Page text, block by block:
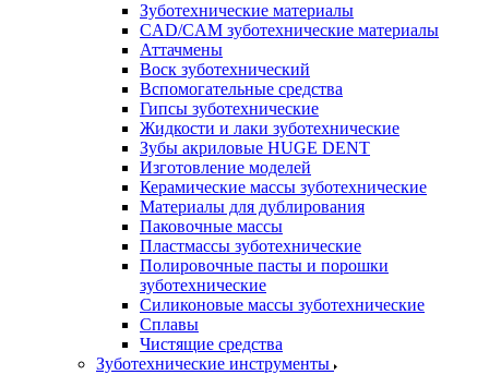
Зуботехнические материалы
CAD/CAM зуботехнические материалы
Аттачмены
Воск зуботехнический
Вспомогательные средства
Гипсы зуботехнические
Жидкости и лаки зуботехнические
Зубы акриловые HUGE DENT
Изготовление моделей
Керамические массы зуботехнические
Материалы для дублирования
Паковочные массы
Пластмассы зуботехнические
Полировочные пасты и порошки
зуботехнические
Силиконовые массы зуботехнические
Сплавы
Чистящие средства
Зуботехнические инструменты